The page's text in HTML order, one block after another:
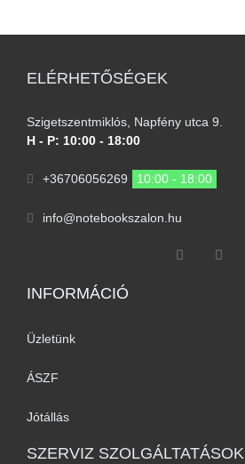
ELÉRHETŐSÉGEK
Szigetszentmiklós, Napfény utca 9.
H - P: 10:00 - 18:00
+36706056269 10:00 - 18:00
info@notebookszalon.hu
INFORMÁCIÓ​
Üzletünk
ÁSZF
Jótállás
SZERVIZ SZOLGÁLTATÁSOK